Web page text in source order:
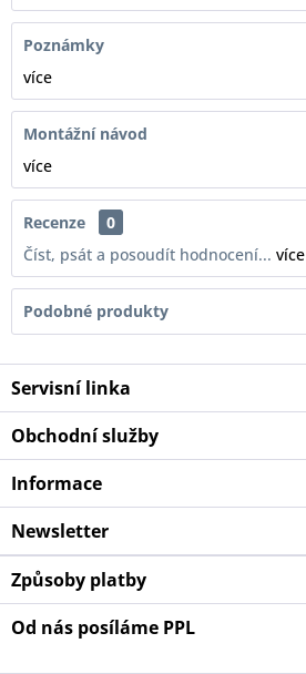
Poznámky
více
Montážní návod
více
Recenze
0
Číst, psát a posoudít hodnocení... více
Podobné produkty
Servisní linka
Obchodní služby
Informace
Newsletter
Způsoby platby
Od nás posíláme PPL